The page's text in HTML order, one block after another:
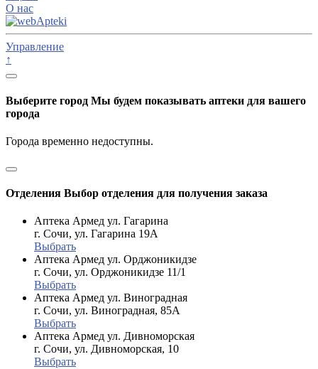
О нас
Управление
↑
Выберите город Мы будем показывать аптеки для вашего
города
Города временно недоступны.
Отделения Выбор отделения для получения заказа
Аптека Армед ул. Гагарина
г. Сочи, ул. Гагарина 19А
Выбрать
Аптека Армед ул. Орджоникидзе
г. Сочи, ул. Орджоникидзе 11/1
Выбрать
Аптека Армед ул. Виноградная
г. Сочи, ул. Виноградная, 85А
Выбрать
Аптека Армед ул. Дивноморская
г. Сочи, ул. Дивноморская, 10
Выбрать